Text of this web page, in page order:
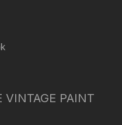
VINTAGE PAINT